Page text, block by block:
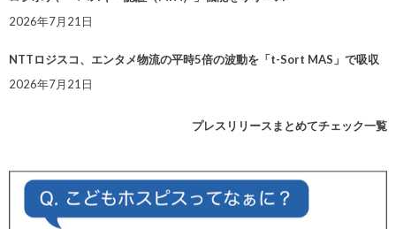
2026年7月21日
NTTロジスコ、エンタメ物流の平時5倍の波動を「t-Sort MAS」で吸収
2026年7月21日
プレスリリースまとめてチェック一覧